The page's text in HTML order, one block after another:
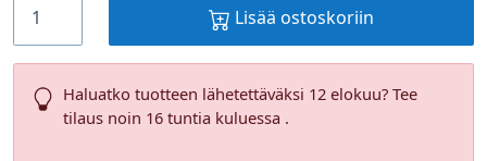
Lisää ostoskoriin
Haluatko tuotteen lähetettäväksi 12 elokuu? Tee
tilaus noin 16 tuntia kuluessa .